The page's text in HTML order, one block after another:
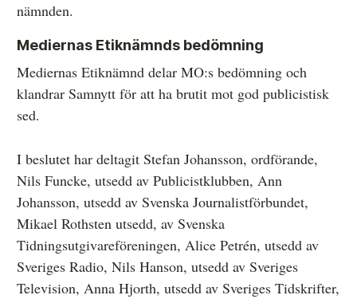
nämnden.
Mediernas Etiknämnds bedömning
Mediernas Etiknämnd delar MO:s bedömning och
klandrar Samnytt för att ha brutit mot god publicistisk
sed.
I beslutet har deltagit Stefan Johansson, ordförande,
Nils Funcke, utsedd av Publicistklubben, Ann
Johansson, utsedd av Svenska Journalistförbundet,
Mikael Rothsten utsedd, av Svenska
Tidningsutgivareföreningen, Alice Petrén, utsedd av
Sveriges Radio, Nils Hanson, utsedd av Sveriges
Television, Anna Hjorth, utsedd av Sveriges Tidskrifter,